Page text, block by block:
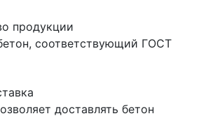
продукции
соответствующий ГОСТ
доставлять бетон